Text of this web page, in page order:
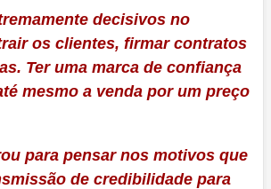
decisivos no
os clientes, firmar contratos
Ter uma marca de confiança
mesmo a venda por um preço
para pensar nos motivos que
de credibilidade para